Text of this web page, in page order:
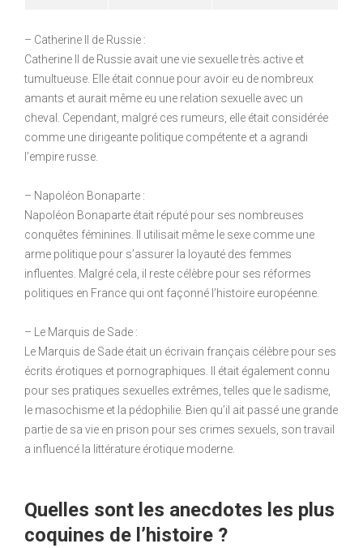
– Catherine II de Russie :
Catherine II de Russie avait une vie sexuelle très active et
tumultueuse. Elle était connue pour avoir eu de nombreux
amants et aurait même eu une relation sexuelle avec un
cheval. Cependant, malgré ces rumeurs, elle était considérée
comme une dirigeante politique compétente et a agrandi
l’empire russe.
– Napoléon Bonaparte :
Napoléon Bonaparte était réputé pour ses nombreuses
conquêtes féminines. Il utilisait même le sexe comme une
arme politique pour s’assurer la loyauté des femmes
influentes. Malgré cela, il reste célèbre pour ses réformes
politiques en France qui ont façonné l’histoire européenne.
– Le Marquis de Sade :
Le Marquis de Sade était un écrivain français célèbre pour ses
écrits érotiques et pornographiques. Il était également connu
pour ses pratiques sexuelles extrêmes, telles que le sadisme,
le masochisme et la pédophilie. Bien qu’il ait passé une grande
partie de sa vie en prison pour ses crimes sexuels, son travail
a influencé la littérature érotique moderne.
Quelles sont les anecdotes les plus
coquines de l’histoire ?